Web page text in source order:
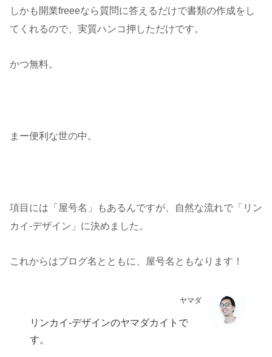
しかも開業freeeなら質問に答えるだけで書類の作成をし
てくれるので、実質ハンコ押しただけです。
かつ無料。
まー便利な世の中。
項目には「屋号名」もあるんですが、自然な流れで「リン
カイ-デザイン」に決めました。
これからはブログ名とともに、屋号名ともなります！
ヤマダ
リンカイ-デザインのヤマダカイトで
す。